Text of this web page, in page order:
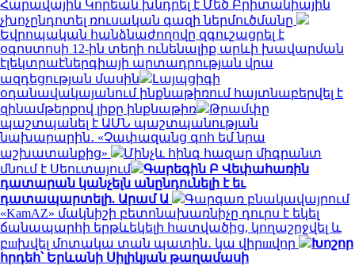
Հարավային Կորեան խնդրել է Մեծ Բրիտանիային
չխոչընդոտել ռուսական գազի ներմուծմանը
Եվրոպական հանձնաժողովը զգուշացրել է
օգոստոսի 12-ին տեղի ունենալիք արևի խավարման
էլեկտրաէներգիայի արտադրության վրա
ազդեցության մասին
Լայպցիգի
օդանավակայանում ինքնաթիռում հայտնաբերվել է
զինամթերքով լիքը ինքնաթիռ
Թրամփը
պաշտպանել է ԱՄՆ պաշտպանության
նախարարին․ «Չափազանց գոհ եմ նրա
աշխատանքից»
Մինչև հինգ հազար միգրանտ
մնում է Սեուտայում
Գարեգին Բ Վեփահառին
դատարան կանչելն անընդունելի է եւ
դատապարտելի. Արամ Ա
Գարգառ բնակավայրում
«KamAZ» մակնիշի բետոնախառնիչը դուրս է եկել
ճանապարհի երթևեկելի հատվածից, կողաշրջվել և
բшխվել մոտակա տան պատին․ կա վիրшվոր
Խոշոր
հրդեհ՝ Երևանի Սիլիկյան թաղամասի